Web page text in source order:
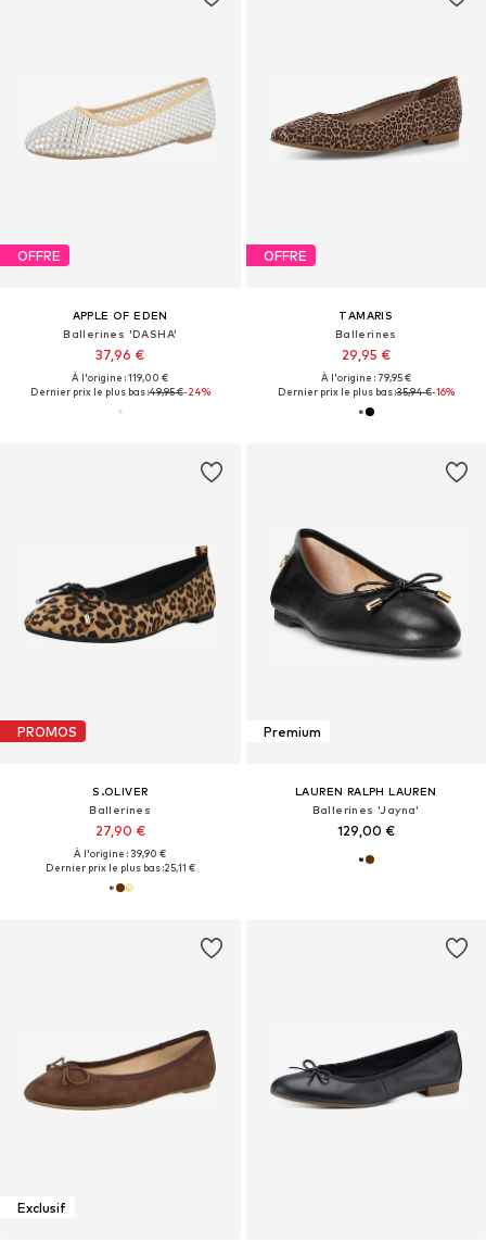
OFFRE
APPLE OF EDEN
Ballerines 'DASHA'
37,96 €
À l'origine : 119,00 €
Dernier prix le plus bas :49,95 €-24%
OFFRE
TAMARIS
Ballerines
29,95 €
À l'origine : 79,95 €
Dernier prix le plus bas :35,94 €-16%
PROMOS
S.OLIVER
Ballerines
27,90 €
À l'origine : 39,90 €
Dernier prix le plus bas :25,11 €
Premium
LAUREN RALPH LAUREN
Ballerines 'Jayna'
129,00 €
Exclusif